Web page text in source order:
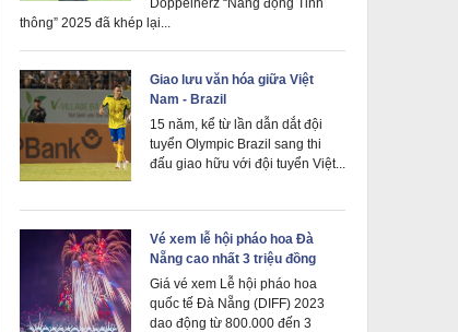
thông” 2025 đã khép lại...
Giao lưu văn hóa giữa Việt
Nam - Brazil
15 năm, kể từ lần dẫn dắt đội
tuyển Olympic Brazil sang thi
đấu giao hữu với đội tuyển Việt...
Vé xem lễ hội pháo hoa Đà
Nẵng cao nhất 3 triệu đồng
Giá vé xem Lễ hội pháo hoa
quốc tế Đà Nẵng (DIFF) 2023
dao động từ 800.000 đến 3